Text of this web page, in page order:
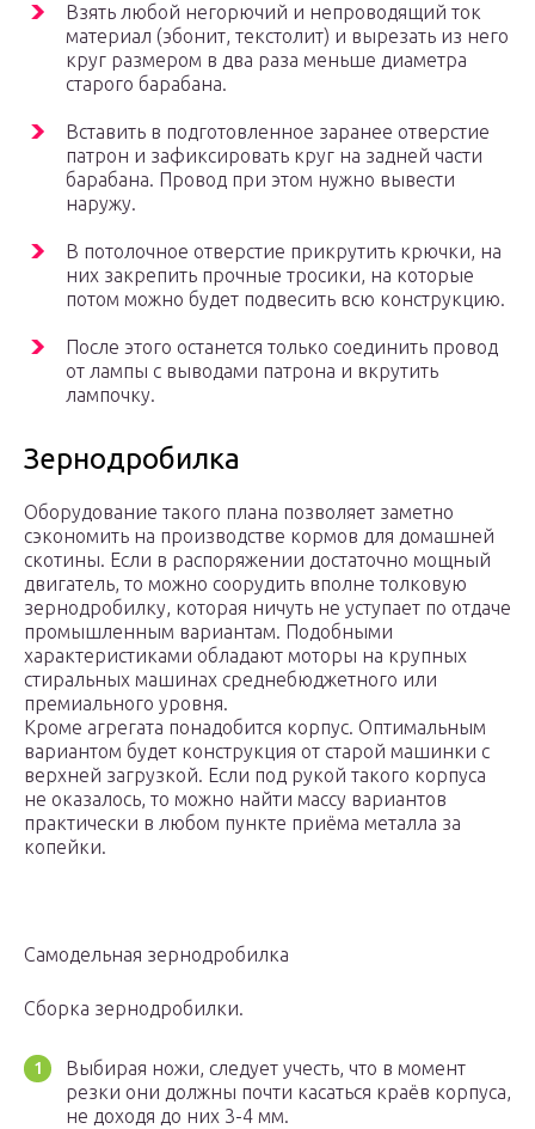
Взять любой негорючий и непроводящий ток
материал (эбонит, текстолит) и вырезать из него
круг размером в два раза меньше диаметра
старого барабана.
Вставить в подготовленное заранее отверстие
патрон и зафиксировать круг на задней части
барабана. Провод при этом нужно вывести
наружу.
В потолочное отверстие прикрутить крючки, на
них закрепить прочные тросики, на которые
потом можно будет подвесить всю конструкцию.
После этого останется только соединить провод
от лампы с выводами патрона и вкрутить
лампочку.
Зернодробилка
Оборудование такого плана позволяет заметно
сэкономить на производстве кормов для домашней
скотины. Если в распоряжении достаточно мощный
двигатель, то можно соорудить вполне толковую
зернодробилку, которая ничуть не уступает по отдаче
промышленным вариантам. Подобными
характеристиками обладают моторы на крупных
стиральных машинах среднебюджетного или
премиального уровня.
Кроме агрегата понадобится корпус. Оптимальным
вариантом будет конструкция от старой машинки с
верхней загрузкой. Если под рукой такого корпуса
не оказалось, то можно найти массу вариантов
практически в любом пункте приёма металла за
копейки.
Самодельная зернодробилка
Сборка зернодробилки.
Выбирая ножи, следует учесть, что в момент
резки они должны почти касаться краёв корпуса,
не доходя до них 3-4 мм.